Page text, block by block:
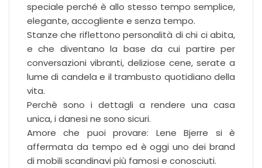
speciale perché è allo stesso tempo semplice,
elegante, accogliente e senza tempo.
Stanze che riflettono personalità di chi ci abita,
e che diventano la base da cui partire per
conversazioni vibranti, deliziose cene, serate a
lume di candela e il trambusto quotidiano della
vita.
Perchè sono i dettagli a rendere una casa
unica, i danesi ne sono sicuri.
Amore che puoi provare: Lene Bjerre si è
affermata da tempo ed è oggi uno dei brand
di mobili scandinavi più famosi e conosciuti.